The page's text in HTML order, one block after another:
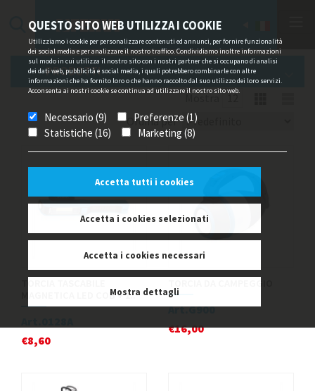
QUESTO SITO WEB UTILIZZA I COOKIE
Utilizziamo i cookie per personalizzare contenuti ed annunci, per fornire funzionalità
dei social media e per analizzare il nostro traffico. Condividiamo inoltre informazioni
sul modo in cui utilizza il nostro sito con i nostri partner che si occupano di analisi
dei dati web, pubblicità e social media, i quali potrebbero combinarle con altre
informazioni che ha fornito loro o che hanno raccolto dal suo utilizzo dei loro servizi.
Acconsenta ai nostri cookie se continua ad utilizzare il nostro sito web.
Necessario (9)
Preferenze (1)
Statistiche (16)
Marketing (8)
Accetta tutti i cookies
Accetta i cookies selezionati
Accetta i cookies necessari
Mostra dettagli
PRODOTTI
Ordina per
MAGNETICA LED COB + 1..
€8,60
Art.G900
€16,00